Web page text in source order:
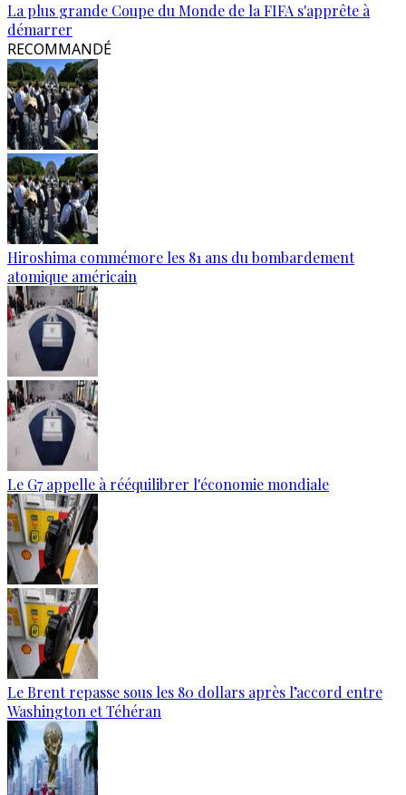
La plus grande Coupe du Monde de la FIFA s'apprête à
démarrer
RECOMMANDÉ
Hiroshima commémore les 81 ans du bombardement
atomique américain
Le G7 appelle à rééquilibrer l'économie mondiale
Le Brent repasse sous les 80 dollars après l’accord entre
Washington et Téhéran